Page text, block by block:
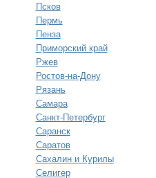
Псков
Пермь
Пенза
Приморский край
Ржев
Ростов-на-Дону
Рязань
Самара
Санкт-Петербург
Саранск
Саратов
Сахалин и Курилы
Селигер